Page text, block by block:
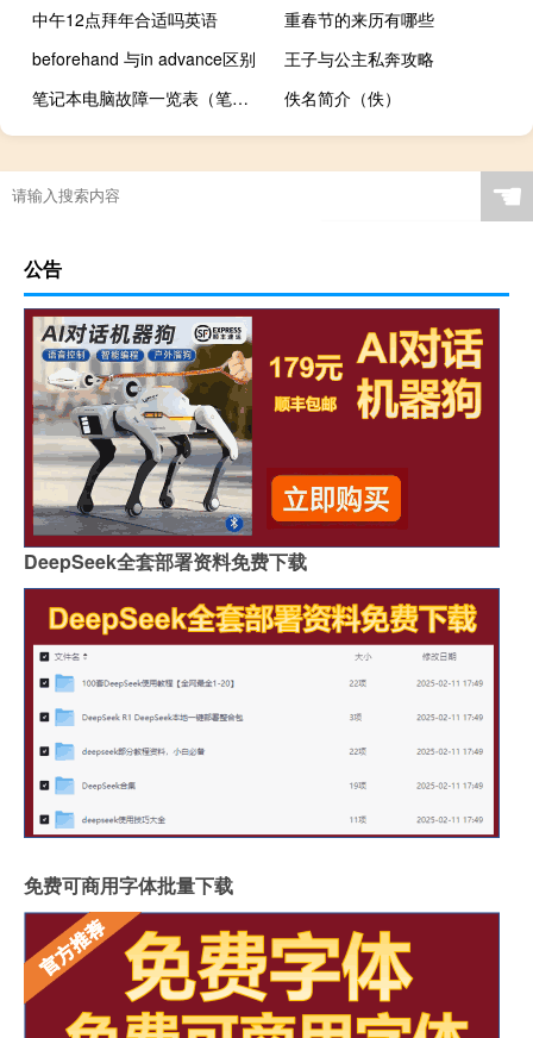
中午12点拜年合适吗英语
重春节的来历有哪些
beforehand 与in advance区别
王子与公主私奔攻略
笔记本电脑故障一览表（笔记本电脑故障）
佚名简介（佚）
☚
公告
DeepSeek全套部署资料免费下载
免费可商用字体批量下载